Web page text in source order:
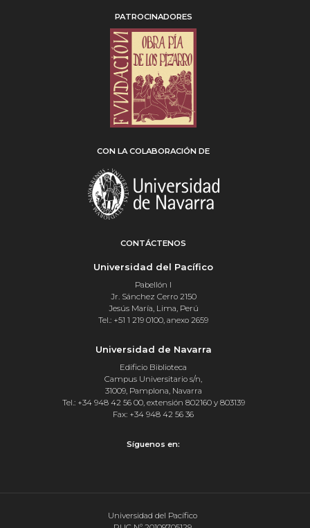
PATROCINADORES
CON LA COLABORACIÓN DE
CONTÁCTENOS
Universidad del Pacífico
Pabellón I
Jr. Sánchez Cerro 2150
Jesús María, Lima, Perú
Tel.: +51 1 219 0100, anexo 2659
Universidad de Navarra
Edificio Biblioteca
Campus Universitario s/n,
31009, Pamplona, Navarra
Tel.: +34 948 42 56 00, extensión 802160 y 803139
Fax: +34 948 42 56 36
Síguenos en:
Universidad del Pacífico